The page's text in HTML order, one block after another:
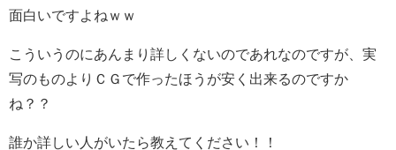
面白いですよねｗｗ
こういうのにあんまり詳しくないのであれなのですが、実
写のものよりＣＧで作ったほうが安く出来るのですか
ね？？
誰か詳しい人がいたら教えてください！！